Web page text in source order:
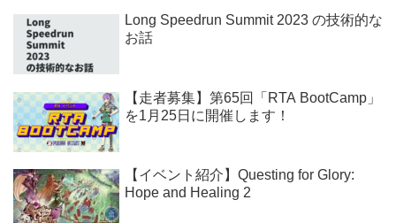
Long Speedrun Summit 2023 の技術的な
お話
【走者募集】第65回「RTA BootCamp」
を1月25日に開催します！
【イベント紹介】Questing for Glory:
Hope and Healing 2